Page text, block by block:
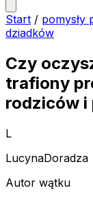
Start / pomysły
dziadków
Czy
trafiony
rodziców i
L
LucynaDoradza
Autor wątku